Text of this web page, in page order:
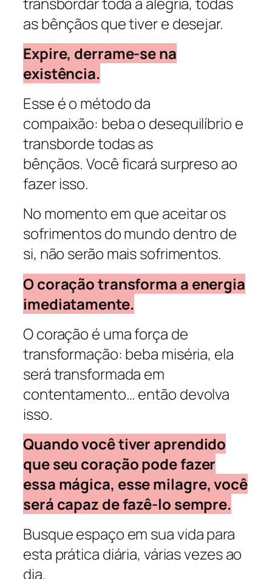
as bênçãos que tiver e desejar.
Expire, derrame-se na
existência.
Esse é o método da
compaixão: beba o desequilíbrio e
transborde todas as
bênçãos. Você ficará surpreso ao
fazer isso.
No momento em que aceitar os
sofrimentos do mundo dentro de
si, não serão mais sofrimentos.
O coração transforma a energia
imediatamente.
O coração é uma força de
transformação: beba miséria, ela
será transformada em
contentamento… então devolva
isso.
Quando você tiver aprendido
que seu coração pode fazer
essa mágica, esse milagre, você
será capaz de fazê-lo sempre.
Busque espaço em sua vida para
esta prática diária, várias vezes ao
dia.